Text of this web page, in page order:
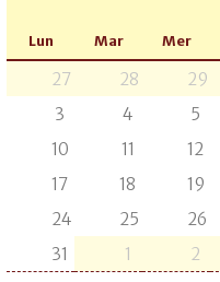
Lun Mar Mer
27 28 29
3
4 5
10
11 12
17
18 19
24
25 26
31
1 2